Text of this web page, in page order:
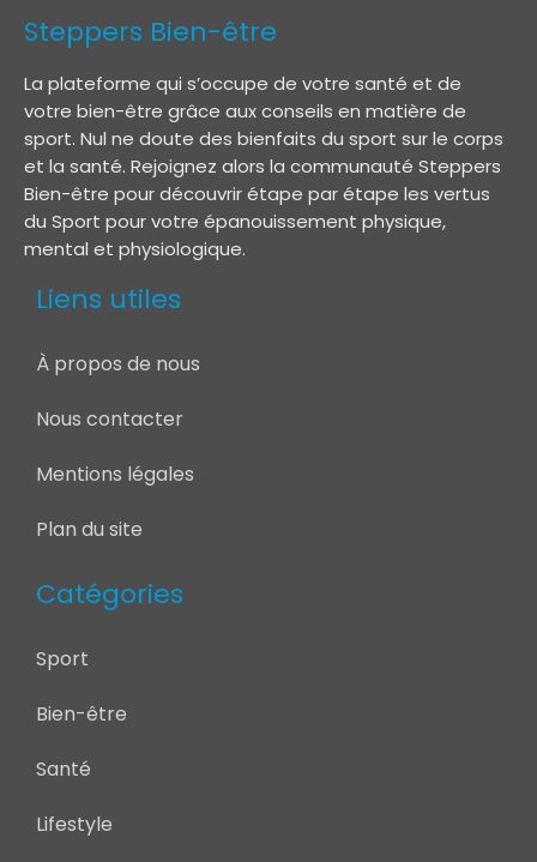
Steppers Bien-être
La plateforme qui s’occupe de votre santé et de
votre bien-être grâce aux conseils en matière de
sport. Nul ne doute des bienfaits du sport sur le corps
et la santé. Rejoignez alors la communauté Steppers
Bien-être pour découvrir étape par étape les vertus
du Sport pour votre épanouissement physique,
mental et physiologique.
Liens utiles
À propos de nous
Nous contacter
Mentions légales
Plan du site
Catégories
Sport
Bien-être
Santé
Lifestyle